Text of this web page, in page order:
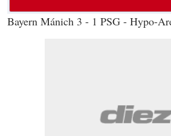
Bayern Mánich 3 - 1 PSG - Hypo-